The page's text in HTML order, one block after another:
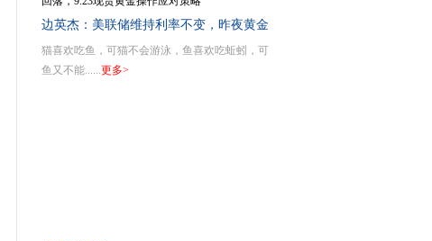
边英杰：美联储维持利率不变，昨夜黄金
冲高回落，9.23现货黄金操作应对策略
猫喜欢吃鱼，可猫不会游泳，鱼喜欢吃蚯蚓，可
鱼又不能......更多>